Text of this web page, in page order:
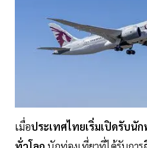
เมื่อประเทศไทยเริ่มเปิดรับนั